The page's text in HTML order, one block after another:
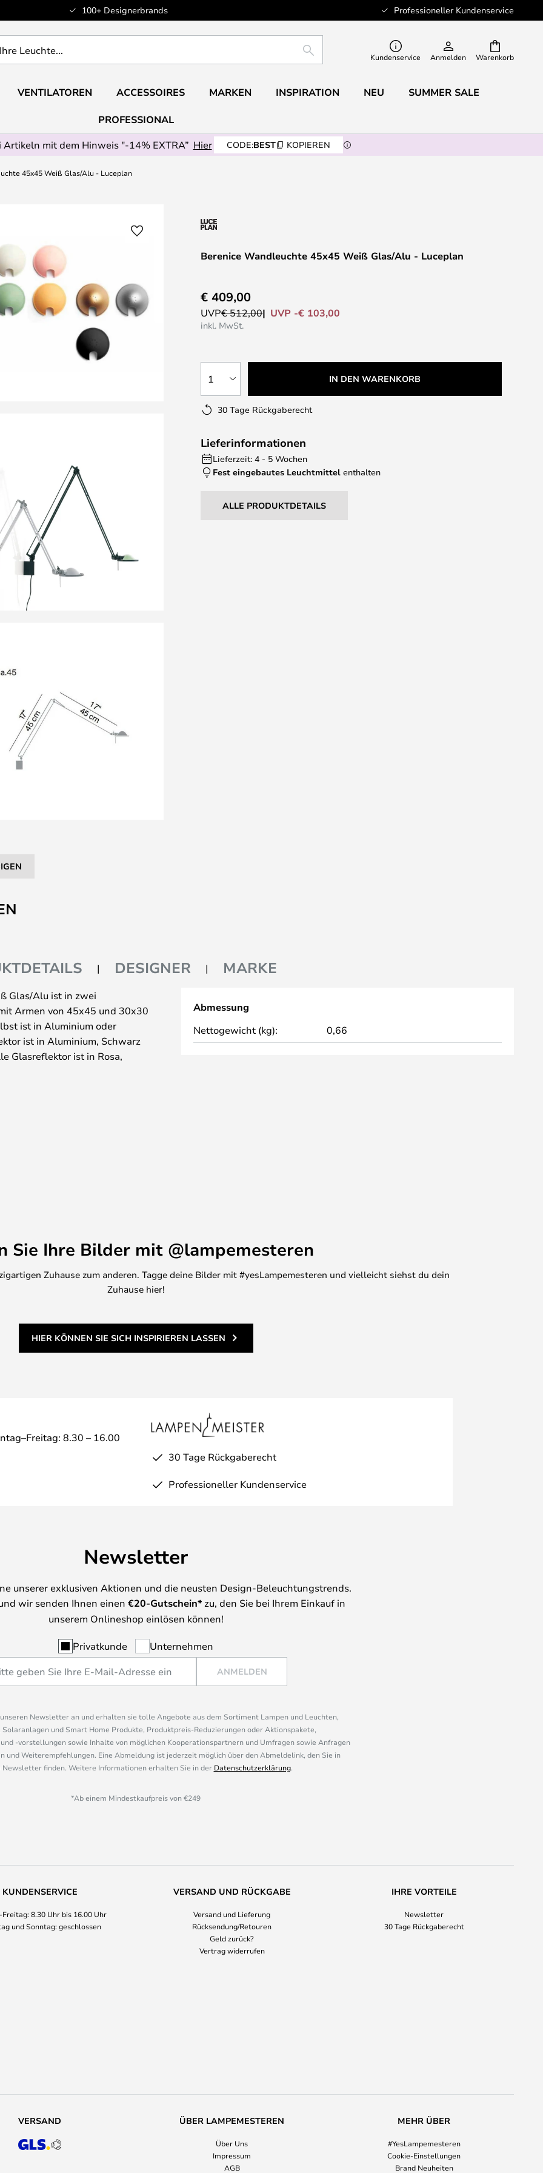
100+ Designerbrands Professioneller Kundenservice
Warenkorb
SUCHE Kundenservice Anmelden
VENTILATOREN ACCESSOIRES MARKEN INSPIRATION NEU SUMMER SALE
PROFESSIONAL
mit dem Hinweis "-14% EXTRA” Hier CODE:BEST KOPIEREN
45x45 Weiß Glas/Alu - Luceplan
Berenice Wandleuchte 45x45 Weiß Glas/Alu - Luceplan
€ 409,00
UVP€ 512,00 UVP -€ 103,00
inkl. MwSt.
1 IN DEN WARENKORB
30 Tage Rückgaberecht
Lieferinformationen
Lieferzeit: 4 - 5 Wochen
Fest eingebautes Leuchtmittel enthalten
ALLE PRODUKTDETAILS
DESIGNER MARKE
Glas/Alu ist in zwei
Armen von 45x45 und 30x30
ist in Aluminium oder
ist in Aluminium, Schwarz
Glasreflektor ist in Rosa,
als Nachttischlampe und in
lässt sich leicht
werden, wo Sie das
Abmessung
Nettogewicht (kg): 0,66
Sie Ihre Bilder mit @lampemesteren
Zuhause zum anderen. Tagge deine Bilder mit #yesLampemesteren und vielleicht siehst du dein
Zuhause hier!
HIER KÖNNEN SIE SICH INSPIRIEREN LASSEN
8.30 – 16.00
30 Tage Rückgaberecht
Professioneller Kundenservice
Newsletter
unserer exklusiven Aktionen und die neusten Design-Beleuchtungstrends.
wir senden Ihnen einen €20-Gutschein* zu, den Sie bei Ihrem Einkauf in
unserem Onlineshop einlösen können!
Privatkunde Unternehmen
ANMELDEN
Newsletter an und erhalten sie tolle Angebote aus dem Sortiment Lampen und Leuchten,
und Smart Home Produkte, Produktpreis-Reduzierungen oder Aktionspakete,
-vorstellungen sowie Inhalte von möglichen Kooperationspartnern und Umfragen sowie Anfragen
und Weiterempfehlungen. Eine Abmeldung ist jederzeit möglich über den Abmeldelink, den Sie in
Newsletter finden. Weitere Informationen erhalten Sie in der Datenschutzerklärung.
*Ab einem Mindestkaufpreis von €249
KUNDENSERVICE
8.30 Uhr bis 16.00 Uhr
und Sonntag: geschlossen
VERSAND UND RÜCKGABE
Versand und Lieferung
Rücksendung/Retouren
Geld zurück?
Vertrag widerrufen
IHRE VORTEILE
Newsletter
30 Tage Rückgaberecht
VERSAND ÜBER LAMPEMESTEREN
Über Uns
Impressum
AGB
MEHR ÜBER
#YesLampemesteren
Cookie-Einstellungen
Brand Neuheiten